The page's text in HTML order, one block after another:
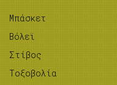
Μπάσκετ
Βόλεϊ
Στίβος
Tοξοβολία